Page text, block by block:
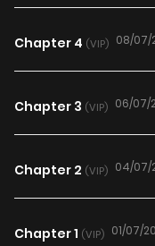
Chapter 4 (VIP) 08/07/
Chapter 3 (VIP) 06/07/
Chapter 2 (VIP) 04/07/
Chapter 1 (VIP) 01/07/